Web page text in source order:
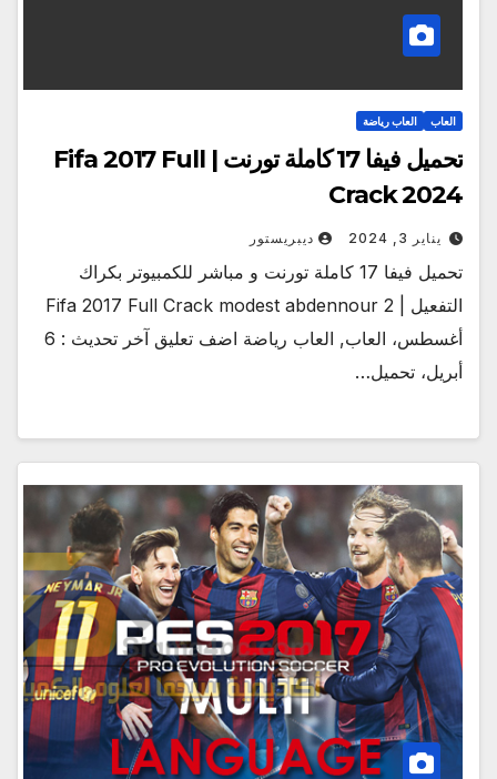
العاب العاب رياضة
تحميل فيفا 17 كاملة تورنت | Fifa 2017 Full
Crack 2024
يناير 3, 2024 ديبريستور
تحميل فيفا 17 كاملة تورنت و مباشر للكمبيوتر بكراك
التفعيل | Fifa 2017 Full Crack modest abdennour 2
أغسطس، العاب, العاب رياضة اضف تعليق آخر تحديث : 6
أبريل، تحميل…